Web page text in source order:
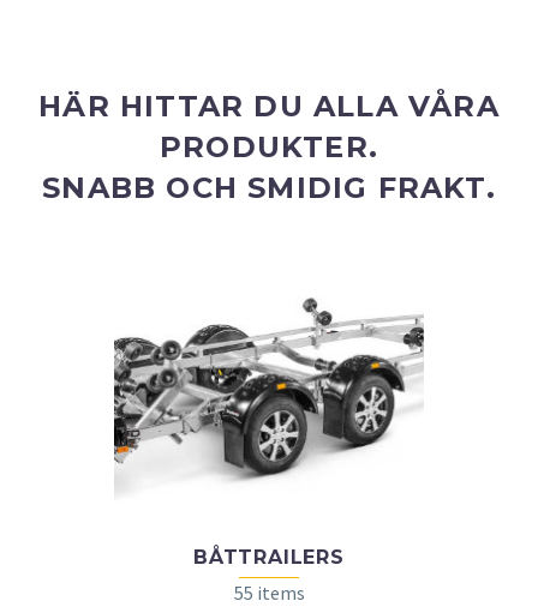
HÄR HITTAR DU ALLA VÅRA
PRODUKTER.
SNABB OCH SMIDIG FRAKT.
BÅTTRAILERS
55 items